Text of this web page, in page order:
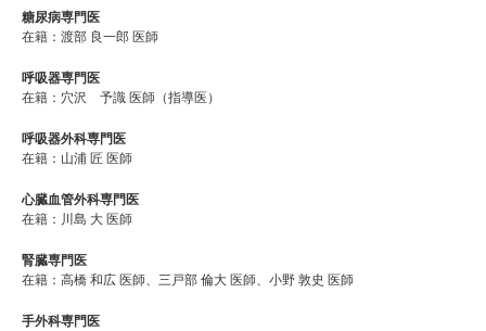
糖尿病専門医
在籍：渡部 良一郎 医師
呼吸器専門医
在籍：穴沢 予識 医師（指導医）
呼吸器外科専門医
在籍：山浦 匠 医師
心臓血管外科専門医
在籍：川島 大 医師
腎臓専門医
在籍：高橋 和広 医師、三戸部 倫大 医師、小野 敦史 医師
手外科専門医